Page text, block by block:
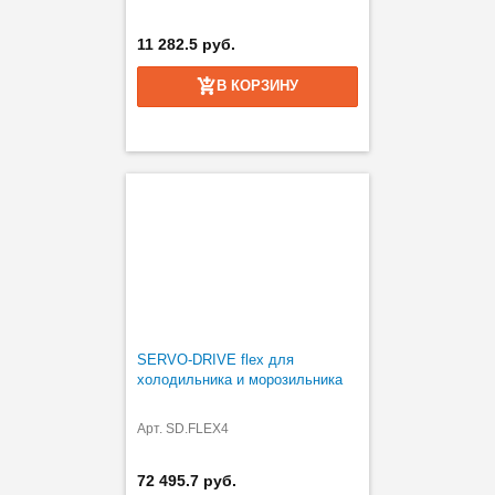
11 282.5 руб.
В КОРЗИНУ
SERVO-DRIVE flex для
холодильника и морозильника
Арт. SD.FLEX4
72 495.7 руб.